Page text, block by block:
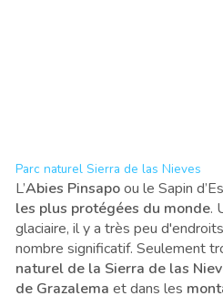
Parc naturel Sierra de las Nieves
L’Abies Pinsapoou le Sapin
les plus protégées du monde.
glaciaire, il y a très peu
nombre significatif. Seulement
naturel de la Sierra de las
de Grazalema et dans les